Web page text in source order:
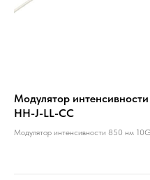
Модулятор
HH-J-LL-CC
Модулятор интенсивности 850 нм 10G